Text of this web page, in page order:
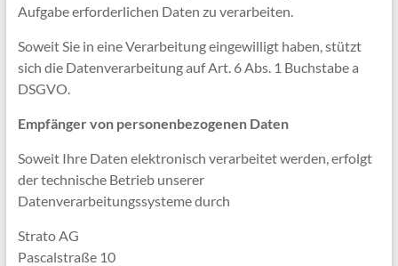
Aufgabe erforderlichen Daten zu verarbeiten.
Soweit Sie in eine Verarbeitung eingewilligt haben, stützt
sich die Datenverarbeitung auf Art. 6 Abs. 1 Buchstabe a
DSGVO.
Empfänger von personenbezogenen Daten
Soweit Ihre Daten elektronisch verarbeitet werden, erfolgt
der technische Betrieb unserer
Datenverarbeitungssysteme durch
Strato AG
Pascalstraße 10